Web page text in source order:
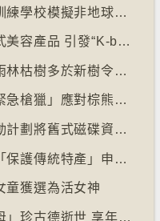
【十萬八千里】瑞士太空人訓練學校模擬非地球生活
【十萬八千里】各國生產韓式美容產品 引發“K-beauty”定義討論
【十萬八千里】昆士蘭熱帶雨林枯樹多於新樹令二氧化碳釋出量多於吸收量
【十萬八千里】日本允許「緊急槍獵」應對棕熊襲擊人類事件急增
【十萬八千里】劍橋大學啟動計劃將舊式磁碟資料存檔
【十萬八千里】土耳其撒回「保護傳統特產」申請德國烤肉多樣性獲保護
童獲選為活女神
【十萬八千里】「黑猩猩之母」珍古德逝世 享年91歲